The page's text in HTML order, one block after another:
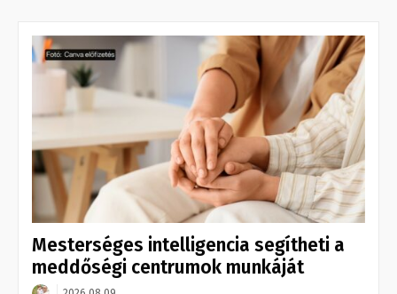
Mesterséges intelligencia segítheti a
meddőségi centrumok munkáját